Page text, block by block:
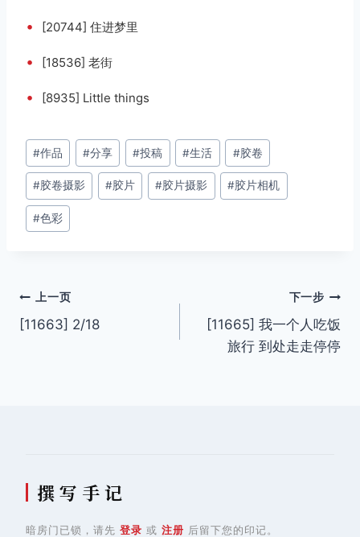
• [20744] 住进梦里
• [18536] 老街
• [8935] Little things
文
章
标
签：
#作品 #分享 #投稿 #生活 #胶卷
#胶卷摄影 #胶片 #胶片摄影 #胶片相机
#色彩
文
章
上一页
[11663] 2/18
下一步
[11665] 我一个人吃饭
旅行 到处走走停停
撰 写 手 记
暗房门已锁，请先 登录 或 注册 后留下您的印记。